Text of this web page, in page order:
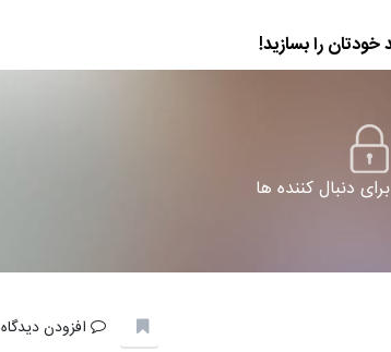
دنبال کننده ها
افزودن دیدگاه